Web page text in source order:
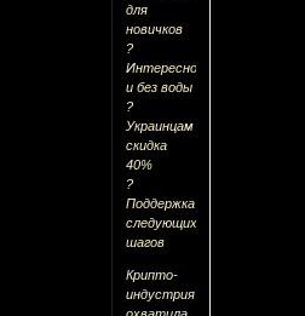
для
новичков
?
Интересно
и без воды
?
Украинцам
скидка
40%
?
Поддержка
следующих
шагов
Крипто-
индустрия